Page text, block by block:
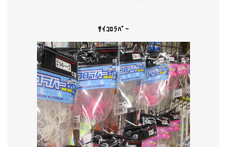
ｻｲｺﾛﾗﾊﾞｰ